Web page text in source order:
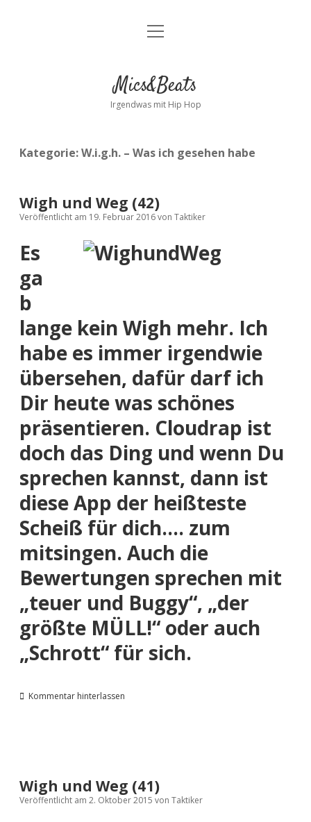
Kontakt
facebookinstagram
bandcamp
spotify
Menü
Mics&Beats
Irgendwas mit Hip Hop
Kategorie:W.i.g.h. – Was ich gesehen habe
Wigh und Weg (42)
Veröffentlicht am 19. Februar 2016von Taktiker
Es
ga
b
lange kein Wigh mehr. Ich
habe es immer irgendwie
übersehen, dafür darf ich
Dir heute was schönes
präsentieren. Cloudrap ist
doch das Ding und wenn Du
sprechen kannst, dann ist
diese App der heißteste
Scheiß für dich…. zum
mitsingen. Auch die
Bewertungen sprechen mit
„teuer und Buggy“, „der
größte MÜLL!“ oder auch
„Schrott“ für sich.
Kommentar hinterlassen
Wigh und Weg (41)
Veröffentlicht am 2. Oktober 2015 von Taktiker